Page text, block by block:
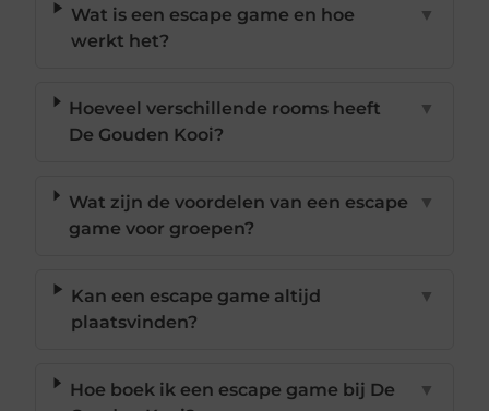
Wat is een escape game en hoe
werkt het?
▼
Hoeveel verschillende rooms heeft
De Gouden Kooi?
▼
Wat zijn de voordelen van een escape
game voor groepen?
▼
Kan een escape game altijd
plaatsvinden?
▼
Hoe boek ik een escape game bij De
▼